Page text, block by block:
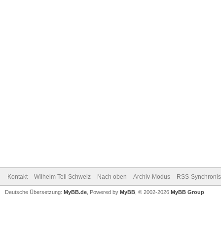
Kontakt Wilhelm Tell Schweiz Nach oben Archiv-Modus RSS-
Deutsche Übersetzung: MyBB.de , Powered by MyBB , © 2002-2026 MyBB Group